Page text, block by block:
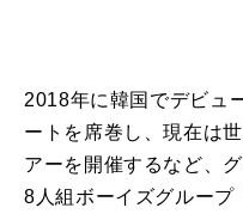
2018年に韓国でデビュ
ートを席巻し、現在は
アーを開催するなど、
8人組ボーイズグループ